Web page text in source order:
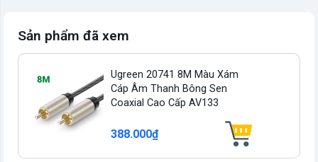
Sản phẩm đã xem
Ugreen 20741 8M Màu Xám
Cáp Âm Thanh Bông Sen
Coaxial Cao Cấp AV133
388.000₫